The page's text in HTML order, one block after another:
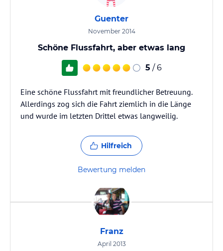
Guenter
November 2014
Schöne Flussfahrt, aber etwas lang
5 / 6
Eine schöne Flussfahrt mit freundlicher Betreuung.
Allerdings zog sich die Fahrt ziemlich in die Länge
und wurde im letzten Drittel etwas langweilig.
Hilfreich
Bewertung melden
Franz
April 2013